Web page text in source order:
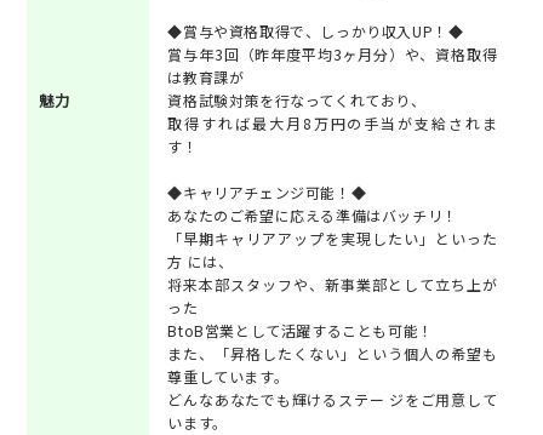
魅力
◆賞与や資格取得で、しっかり収入UP！◆
賞与年3回（昨年度平均3ヶ月分）や、資格取得
は教育課が
資格試験対策を行なってくれており、
取得すれば最大月8万円の手当が支給されま
す！
◆キャリアチェンジ可能！◆
あなたのご希望に応える準備はバッチリ！
「早期キャリアアップを実現したい」といった
方 には、
将来本部スタッフや、新事業部として立ち上が
った
BtoB営業として活躍することも可能！
また、「昇格したくない」という個人の希望も
尊重しています。
どんなあなたでも輝けるステー ジをご用意して
います。